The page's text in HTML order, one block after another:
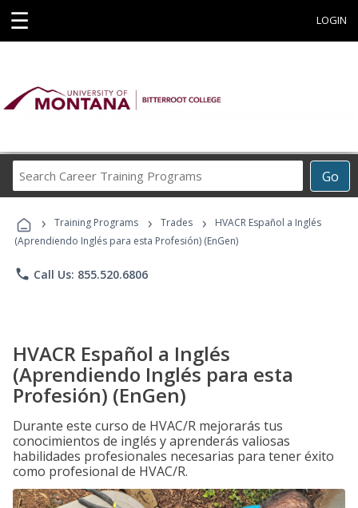
☰ LOGIN
Go
Career
Programs
› Training Programs › Trades ›
HVACR Español a Inglés
(Aprendiendo Inglés para esta Profesión) (EnGen)
phone Call Us: 855.520.6806
HVACR Español a Inglés
(Aprendiendo Inglés para esta
Profesión) (EnGen)
Durante este curso de HVAC/R mejorarás tus
conocimientos de inglés y aprenderás valiosas
habilidades profesionales necesarias para tener éxito
como profesional de HVAC/R.